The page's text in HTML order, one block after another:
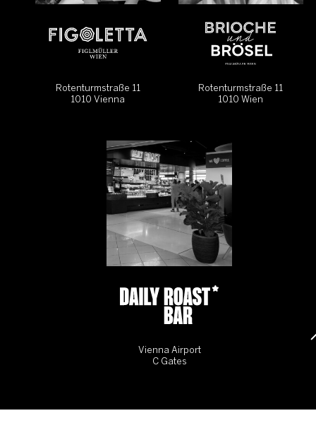
Rotenturmstraße 11
1010 Vienna
Rotenturmstraße 11
1010 Wien
Vienna Airport
C Gates